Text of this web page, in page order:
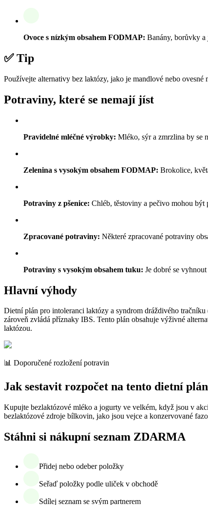
Ovoce s nízkým obsahem FODMAP: Banány, borůvky a
✅ Tip
Používejte alternativy bez laktózy, jako je mandlové nebo
Potraviny, které se nemají jíst
Pravidelné mléčné výrobky: Mléko, sýr a zmrzlina by se
Zelenina s vysokým obsahem FODMAP: Brokolice,
Potraviny z pšenice: Chléb, těstoviny a pečivo mohou
Zpracované potraviny: Některé zpracované potraviny
Potraviny s vysokým obsahem tuku: Je dobré se
Hlavní výhody
Dietní plán pro intoleranci laktózy a syndrom dráždivého
zároveň zvládá příznaky IBS. Tento plán obsahuje výživné
laktózou.
📊 Doporučené rozložení potravin
Jak sestavit rozpočet na tento dietní plán
Kupujte bezlaktózové mléko a jogurty ve velkém, když jsou v
bezlaktózové zdroje bílkovin, jako jsou vejce a konzervované
Stáhni si nákupní seznam ZDARMA
Přidej nebo odeber položky
Seřaď položky podle uliček v obchodě
Sdílej seznam se svým partnerem